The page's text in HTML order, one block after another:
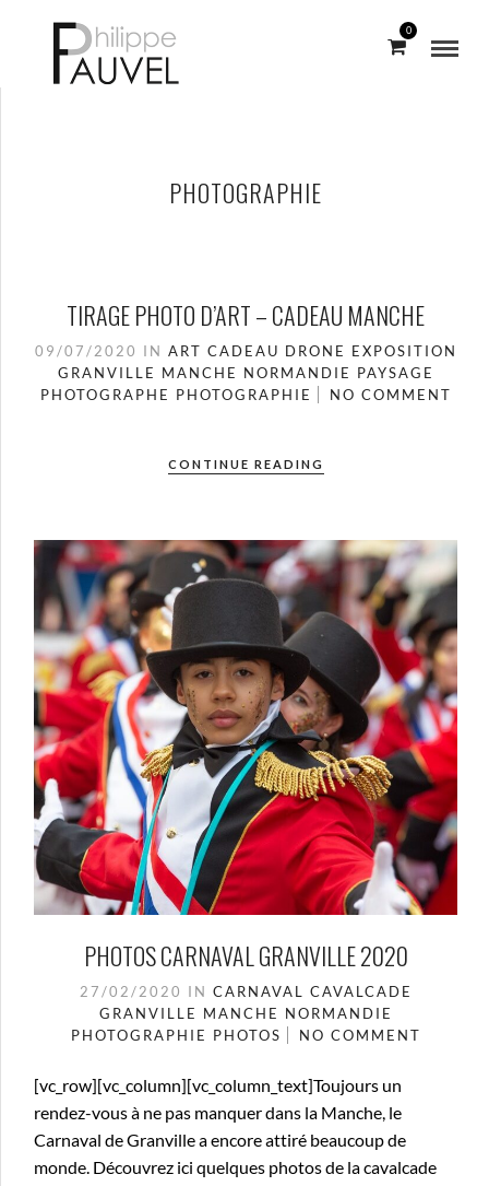
0
PHOTOGRAPHIE
TIRAGE PHOTO D’ART – CADEAU MANCHE
09/07/2020 IN ART CADEAU DRONE EXPOSITION
GRANVILLE MANCHE NORMANDIE PAYSAGE
PHOTOGRAPHE PHOTOGRAPHIE NO COMMENT
CONTINUE READING
PHOTOS CARNAVAL GRANVILLE 2020
27/02/2020 IN CARNAVAL CAVALCADE
GRANVILLE MANCHE NORMANDIE
PHOTOGRAPHIE PHOTOS NO COMMENT
[vc_row][vc_column][vc_column_text]Toujours un
rendez-vous à ne pas manquer dans la Manche, le
Carnaval de Granville a encore attiré beaucoup de
monde. Découvrez ici quelques photos de la cavalcade